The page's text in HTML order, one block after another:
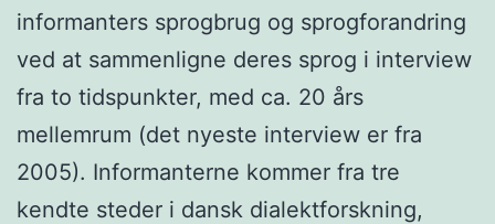
informanters sprogbrug og sprogforandring
ved at sammenligne deres sprog i interview
fra to tidspunkter, med ca. 20 års
mellemrum (det nyeste interview er fra
2005). Informanterne kommer fra tre
kendte steder i dansk dialektforskning,